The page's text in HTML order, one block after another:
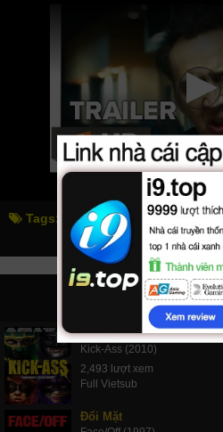
Tags: 211
PHIM
Siêu Anh Hùng
Kick-Ass (2010)
2,493 lượt xem
Full Vietsub
Đổi Mặt